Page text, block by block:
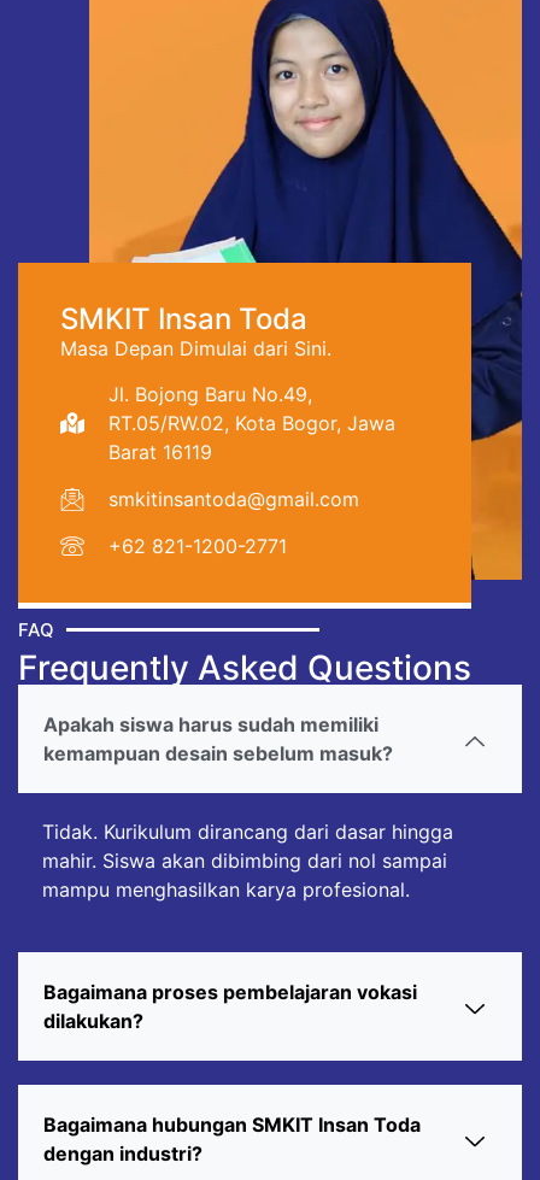
SMKIT Insan Toda
Masa Depan Dimulai dari Sini.
Jl. Bojong Baru No.49,
RT.05/RW.02, Kota Bogor, Jawa
Barat 16119
smkitinsantoda@gmail.com
+62 821-1200-2771
FAQ
Frequently Asked Questions
Apakah siswa harus sudah memiliki
kemampuan desain sebelum masuk?
Tidak. Kurikulum dirancang dari dasar hingga
mahir. Siswa akan dibimbing dari nol sampai
mampu menghasilkan karya profesional.
Bagaimana proses pembelajaran vokasi
dilakukan?
Bagaimana hubungan SMKIT Insan Toda
dengan industri?